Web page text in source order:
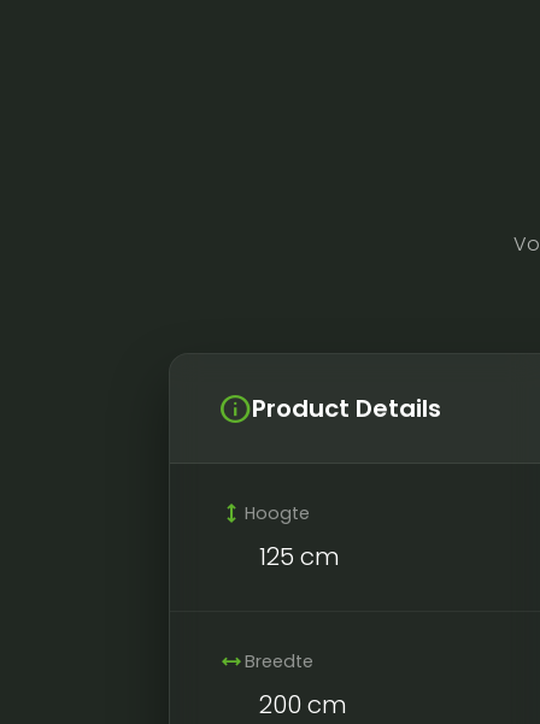
infoProduct Details
height Hoogte
125 cm
widthBreedte
200 cm